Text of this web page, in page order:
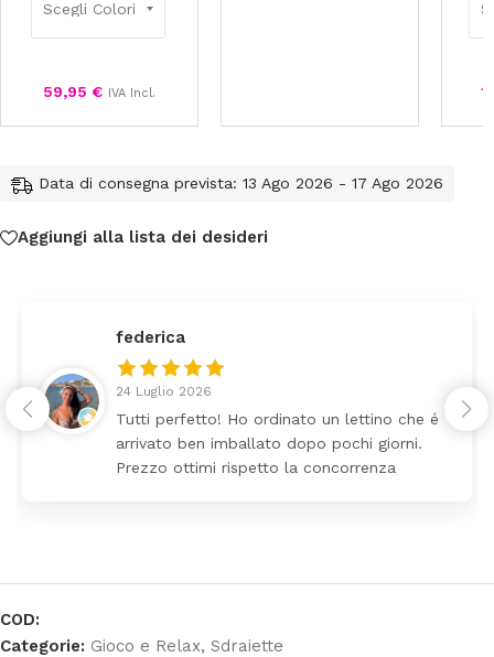
59,95 € IVA Incl.
Data di consegna prevista: 13 Ago 2026 - 17 Ago 2026
Aggiungi alla lista dei desideri
federica
24 Luglio 2026
Tutti perfetto! Ho ordinato un lettino che é
arrivato ben imballato dopo pochi giorni.
Prezzo ottimi rispetto la concorrenza
COD:
Categorie: Gioco e Relax, Sdraiette